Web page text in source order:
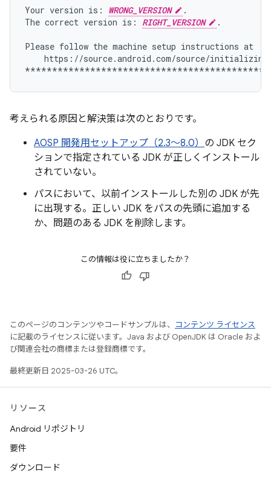
Your version is: WRONG_VERSION
.
The correct version is: RIGHT_VERSION .
Please follow the machine setup instructions
https://source.android.com/source/
考えられる原因と解決策は次のとおりです。
AOSP 開発用セットアップ（2.3～8.0） の JDK セク
ションで指定されている JDK が正しくインストール
されていない。
パスにおいて、以前インストールした別の JDK が先
に出現する。正しい JDK をパスの先頭に追加する
か、問題のある JDK を削除します。
この情報は役に立ちましたか？
このページのコンテンツやコードサンプルは、
コンテンツ ライセンス
に記載のライセンスに従います。Java および OpenJDK は Oracle およ
び関連会社の商標または登録商標です。
最終更新日 2025-03-26 UTC。
リソース
Android リポジトリ
要件
ダウンロード